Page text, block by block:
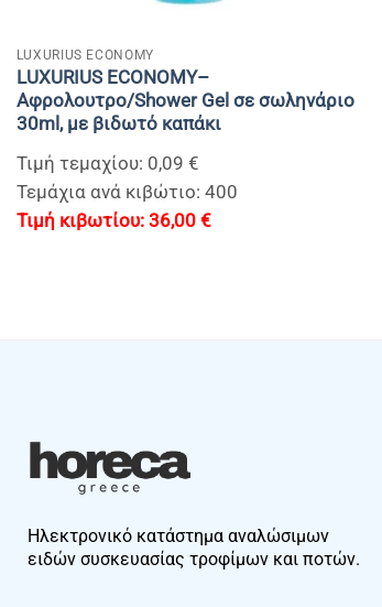
LUXURIUS ECONOMY
LUXURIUS ECONOMY–
Αφρολουτρο/Shοwer Gel σε σωληνάριο
30ml, με βιδωτό καπάκι
Τιμή τεμαχίου: 0,09 €
Τεμάχια ανά κιβώτιο: 400
36,00 €
Ηλεκτρονικό κατάστημα αναλώσιμων
ειδών συσκευασίας τροφίμων και ποτών.